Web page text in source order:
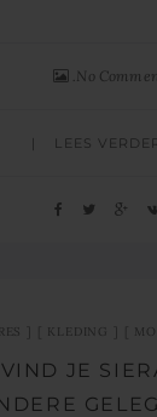
No
LEES
KLEDING
JE